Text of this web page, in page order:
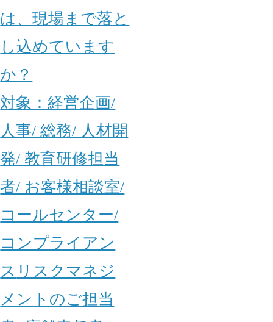
は、現場まで落と
し込めています
か？
対象：経営企画/
人事/ 総務/ 人材開
発/ 教育研修担当
者/ お客様相談室/
コールセンター/
コンプライアン
ス リスクマネジ
メントのご担当